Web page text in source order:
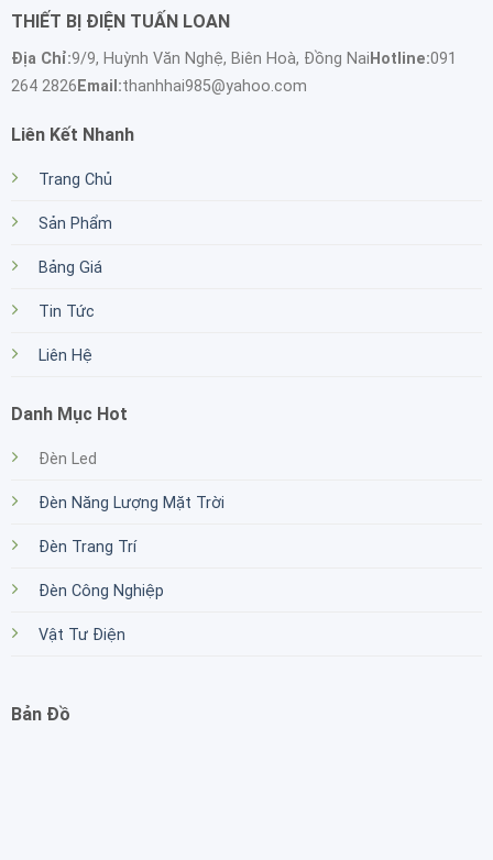
THIẾT BỊ ĐIỆN TUẤN LOAN
Địa Chỉ:9/9, Huỳnh Văn Nghệ, Biên Hoà, Đồng Nai Hotline:091
264 2826 Email:thanhhai985@yahoo.com
Liên Kết Nhanh
Trang Chủ
Sản Phẩm
Bảng Giá
Tin Tức
Liên Hệ
Danh Mục Hot
Đèn Led
Đèn Năng Lượng Mặt Trời
Đèn Trang Trí
Đèn Công Nghiệp
Vật Tư Điện
Bản Đồ